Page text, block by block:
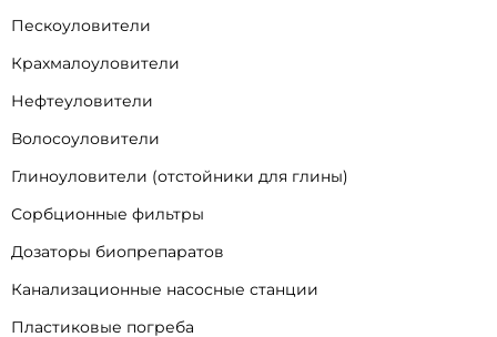
Пескоуловители
Крахмалоуловители
Нефтеуловители
Волосоуловители
Глиноуловители (отстойники для глины)
Сорбционные фильтры
Дозаторы биопрепаратов
Канализационные насосные станции
Пластиковые погреба